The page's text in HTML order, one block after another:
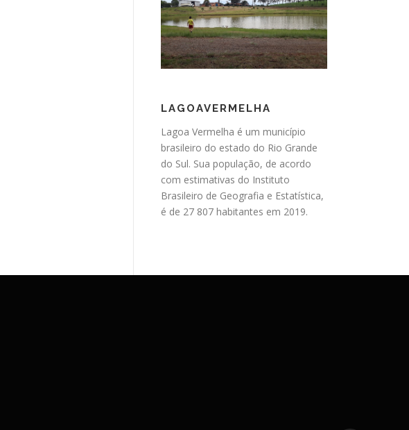
LAGOAVERMELHA
Lagoa Vermelha é um município
brasileiro do estado do Rio Grande
do Sul. Sua população, de acordo
com estimativas do Instituto
Brasileiro de Geografia e Estatística,
é de 27 807 habitantes em 2019.